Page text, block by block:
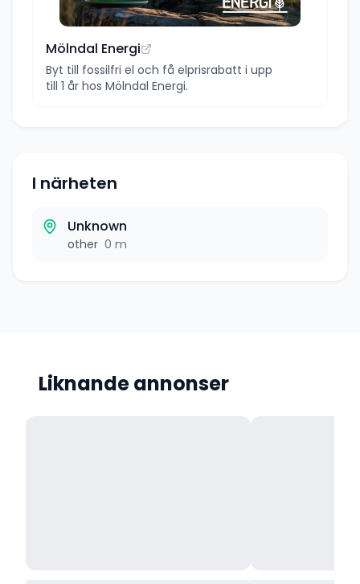
Mölndal Energi
Byt till fossilfri el och få elprisrabatt i upp
till 1 år hos Mölndal Energi.
I närheten
Unknown
other 0 m
Liknande annonser